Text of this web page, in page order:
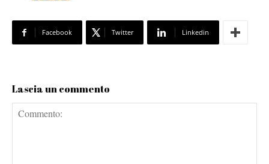
Facebook Twitter Linkedin
Lascia un commento